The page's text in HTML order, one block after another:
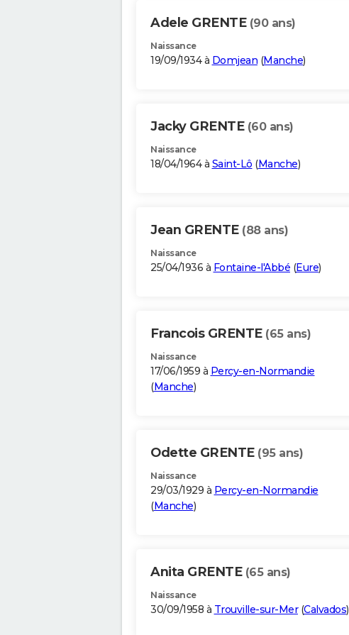
Adele GRENTE (90 ans)
Naissance
19/09/1934 à Domjean (Manche)
Jacky GRENTE (60 ans)
Naissance
18/04/1964 à Saint-Lô (Manche)
Jean GRENTE (88 ans)
Naissance
25/04/1936 à Fontaine-l'Abbé (Eure)
Francois GRENTE (65 ans)
Naissance
17/06/1959 à Percy-en-Normandie
(Manche)
Odette GRENTE (95 ans)
Naissance
29/03/1929 à Percy-en-Normandie
(Manche)
Anita GRENTE (65 ans)
Naissance
30/09/1958 à Trouville-sur-Mer(Calvados)